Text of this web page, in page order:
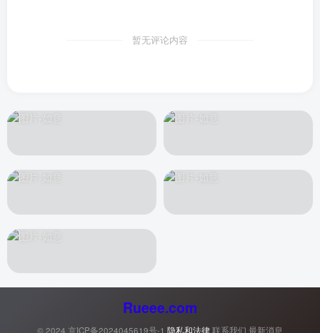
暂无评论内容
Rueee.com
© 2024 京ICP备2024045619号-1 隐私和法律联系我们 最新消息